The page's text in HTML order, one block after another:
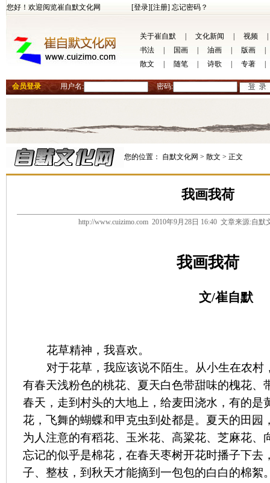
您好！欢迎阅览崔自默文化网 [登录][注册] 忘记密码？
关于崔自默 文化新闻 视频
书法
国画 油画 版画
散文
随笔 诗歌 专著
会员登录 用户名: 密码:
您的位置： 自默文化网 > 散文 > 正文
我画我荷
http://www.cuizimo.com 2010年9月28日 16:40 文章来源:自
我画我荷
文/崔自默
花草精神，我喜欢。
对于花草，我应该说不陌生。从小生在农村
有春天浅粉色的桃花、夏天白色带甜味的槐花、
春天，走到村头的大地上，给麦田浇水，有的是
花，飞舞的蝴蝶和甲克虫到处都是。夏天的田园
为人注意的有稻花、玉米花、高粱花、芝麻花、
忘记的似乎是棉花，在春天枣树开花时播子下去
子、整枝，到秋天才能摘到一包包的白白的棉絮